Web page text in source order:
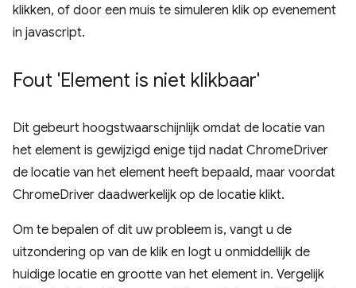
klikken, of door een muis te simuleren klik op evenement
in javascript.
Fout 'Element is niet klikbaar'
Dit gebeurt hoogstwaarschijnlijk omdat de locatie van
het element is gewijzigd enige tijd nadat ChromeDriver
de locatie van het element heeft bepaald, maar voordat
ChromeDriver daadwerkelijk op de locatie klikt.
Om te bepalen of dit uw probleem is, vangt u de
uitzondering op van de klik en logt u onmiddellijk de
huidige locatie en grootte van het element in. Vergelijk